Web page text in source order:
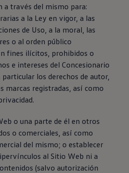
través del mismo para:
a la Ley en vigor, a las
de Uso, a la moral, las
o al orden público
fines ilícitos, prohibidos o
e intereses del Concesionario
particular los derechos de autor,
marcas registradas, así como
o una parte de él en otros
o comerciales, así como
del mismo; o establecer
al Sitio Web ni a
(salvo autorización